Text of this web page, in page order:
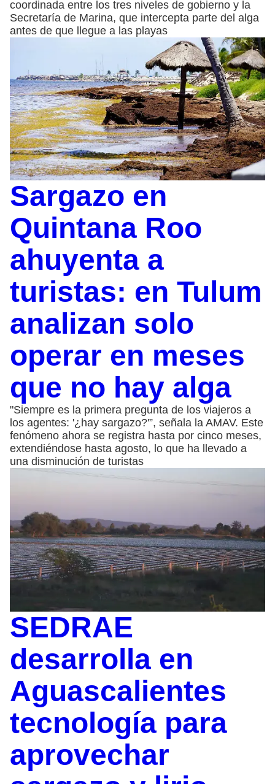
coordinada entre los tres niveles de gobierno y la
Secretaría de Marina, que intercepta parte del alga
antes de que llegue a las playas
Sargazo en
Quintana Roo
ahuyenta a
turistas: en Tulum
analizan solo
operar en meses
que no hay alga
"Siempre es la primera pregunta de los viajeros a
los agentes: '¿hay sargazo?'”, señala la AMAV. Este
fenómeno ahora se registra hasta por cinco meses,
extendiéndose hasta agosto, lo que ha llevado a
una disminución de turistas
SEDRAE
desarrolla en
Aguascalientes
tecnología para
aprovechar